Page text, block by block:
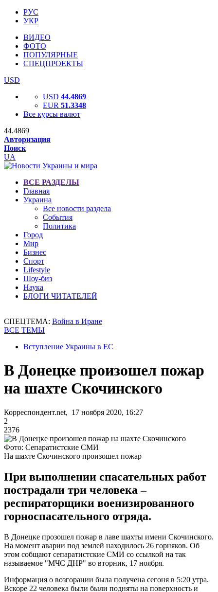
РУС
УКР
ВИДЕО
ФОТО
ПОПУЛЯРНЫЕ
СПЕЦПРОЕКТЫ
USD
USD 44.4869
EUR 51.3348
Все курсы валют
44.4869
Авторизация
Поиск
UA
ВСЕ РАЗДЕЛЫ
Главная
Украина
Все новости раздела
События
Политика
Город
Мир
Бизнес
Спорт
Lifestyle
Шоу-биз
Наука
БЛОГИ ЧИТАТЕЛЕЙ
СПЕЦТЕМА: Война в Иране
ВСЕ ТЕМЫ
Вступление Украины в ЕС
В Донецке произошел пожар
на шахте Скочинского
Корреспондент.net, 17 ноября 2020, 16:27
2
2376
Фото: Сепаратистские СМИ
На шахте Скочинского произошел пожар
При выполнении спасательных работ
пострадали три человека –
респираторщики военизированного
горноспасательного отряда.
В Донецке прозошел пожар в лаве шахты имени Скочинского.
На момент аварии под землей находилось 26 горняков. Об
этом собщают сепаратистские СМИ со ссылкой на так
называемое "МЧС ДНР" во вторник, 17 ноября.
Информация о возгорании была получена сегоня в 5:20 утра.
Вскоре 22 человека были были подняты на поверхность и